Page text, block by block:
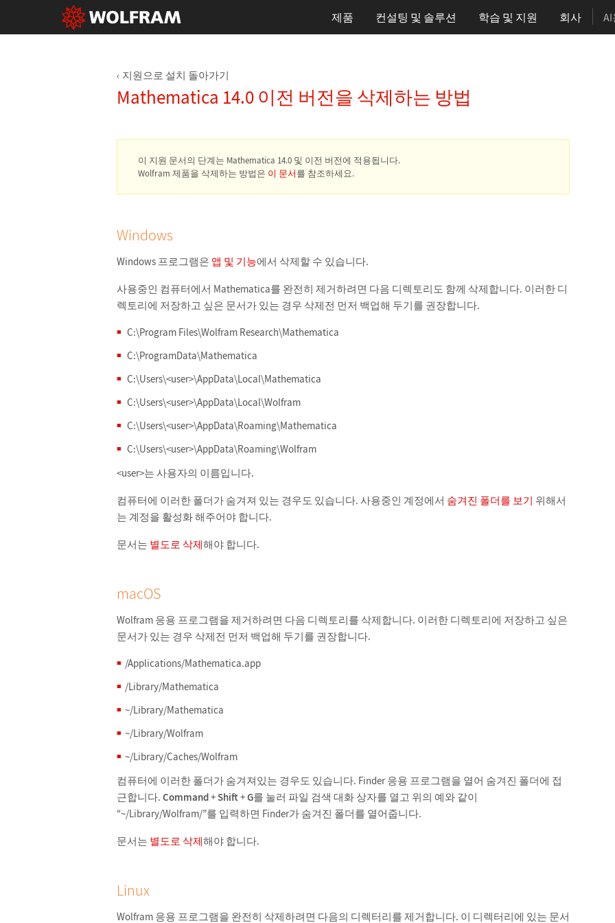
제품 컨설팅 및 솔루션 학습 및 지원 회사
지원으로 설치 돌아가기
Mathematica 14.0 이전 버전을 삭제하는 방법
이 지원 문서의 단계는 Mathematica 14.0 및 이전 버전에 적용됩니다.
Wolfram 제품을 삭제하는 방법은 이 문서를 참조하세요.
Windows
Windows 프로그램은 앱 및 기능에서 삭제할 수 있습니다.
사용중인 컴퓨터에서 Mathematica를 완전히 제거하려면 다음 디렉토리도 함께 삭제합니다. 이러한 디
렉토리에 저장하고 싶은 문서가 있는 경우 삭제전 먼저 백업해 두기를 권장합니다.
C:\Program Files\Wolfram Research\Mathematica
C:\ProgramData\Mathematica
C:\Users\<user>\AppData\Local\Mathematica
C:\Users\<user>\AppData\Local\Wolfram
C:\Users\<user>\AppData\Roaming\Mathematica
C:\Users\<user>\AppData\Roaming\Wolfram
<user>는 사용자의 이름입니다.
컴퓨터에 이러한 폴더가 숨겨져 있는 경우도 있습니다. 사용중인 계정에서 숨겨진 폴더를 보기 위해서
는 계정을 활성화 해주어야 합니다.
문서는 별도로 삭제해야 합니다.
macOS
Wolfram 응용 프로그램을 제거하려면 다음 디렉토리를 삭제합니다. 이러한 디렉토리에 저장하고 싶은
문서가 있는 경우 삭제전 먼저 백업해 두기를 권장합니다.
/Applications/Mathematica.app
/Library/Mathematica
~/Library/Mathematica
~/Library/Wolfram
~/Library/Caches/Wolfram
컴퓨터에 이러한 폴더가 숨겨져있는 경우도 있습니다. Finder 응용 프로그램을 열어 숨겨진 폴더에 접
근합니다. Command+Shift+G를 눌러 파일 검색 대화 상자를 열고 위의 예와 같이
“~/Library/Wolfram/”를 입력하면 Finder가 숨겨진 폴더를 열어줍니다.
문서는 별도로 삭제해야 합니다.
Linux
Wolfram 응용 프로그램을 완전히 삭제하려면 다음의 디렉터리를 제거합니다. 이 디렉터리에 있는 문서